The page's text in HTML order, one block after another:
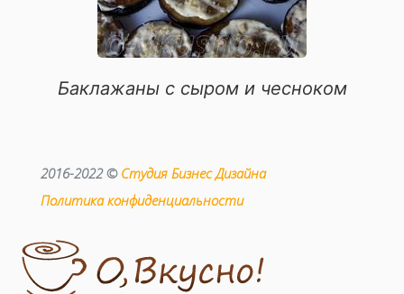
Баклажаны с сыром и чесноком
2016-2022 © Студия Бизнес Дизайна
Политика конфиденциальности